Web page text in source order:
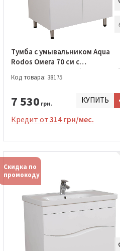
Тумба с умывальником Aqua
Rodos Омега 70 см с
умывальником Elit (ОР0002638)
Код товара: 38175
7 530 грн. КУПИТЬ
Кредит от314 грн/мес.
Скидка по
промокоду